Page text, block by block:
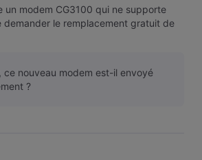
un modem CG3100 qui ne supporte
demander le remplacement gratuit de
ce nouveau modem est-il envoyé
?